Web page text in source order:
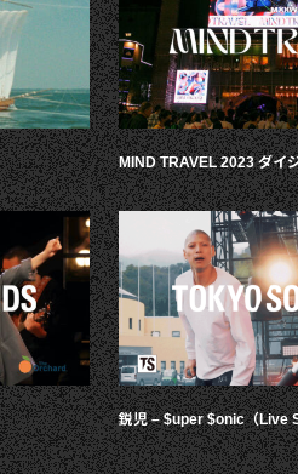
MIND TRAVEL 2023 ダイ
鋭児 – $uper $onic（Live